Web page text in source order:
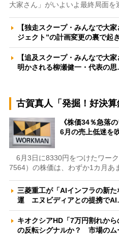
大家さん」がいよいよ最終局面
【独走スクープ・みんなで大
ジェクト”の計画変更の裏で起
【追及スクープ・みんなで大
明かされる柳瀬健一・代表の
古賀真人「発掘！好決算
《株価34％急落
6月の売上低迷を
6月3日に8330円をつけたワーク
7564）の株価は、わずか1カ月あ
三菱重工が「AIインフラの新
運 エヌビディアとの提携で
キオクシアHD「7万円割れか
の反転シグナルか？ 市場の